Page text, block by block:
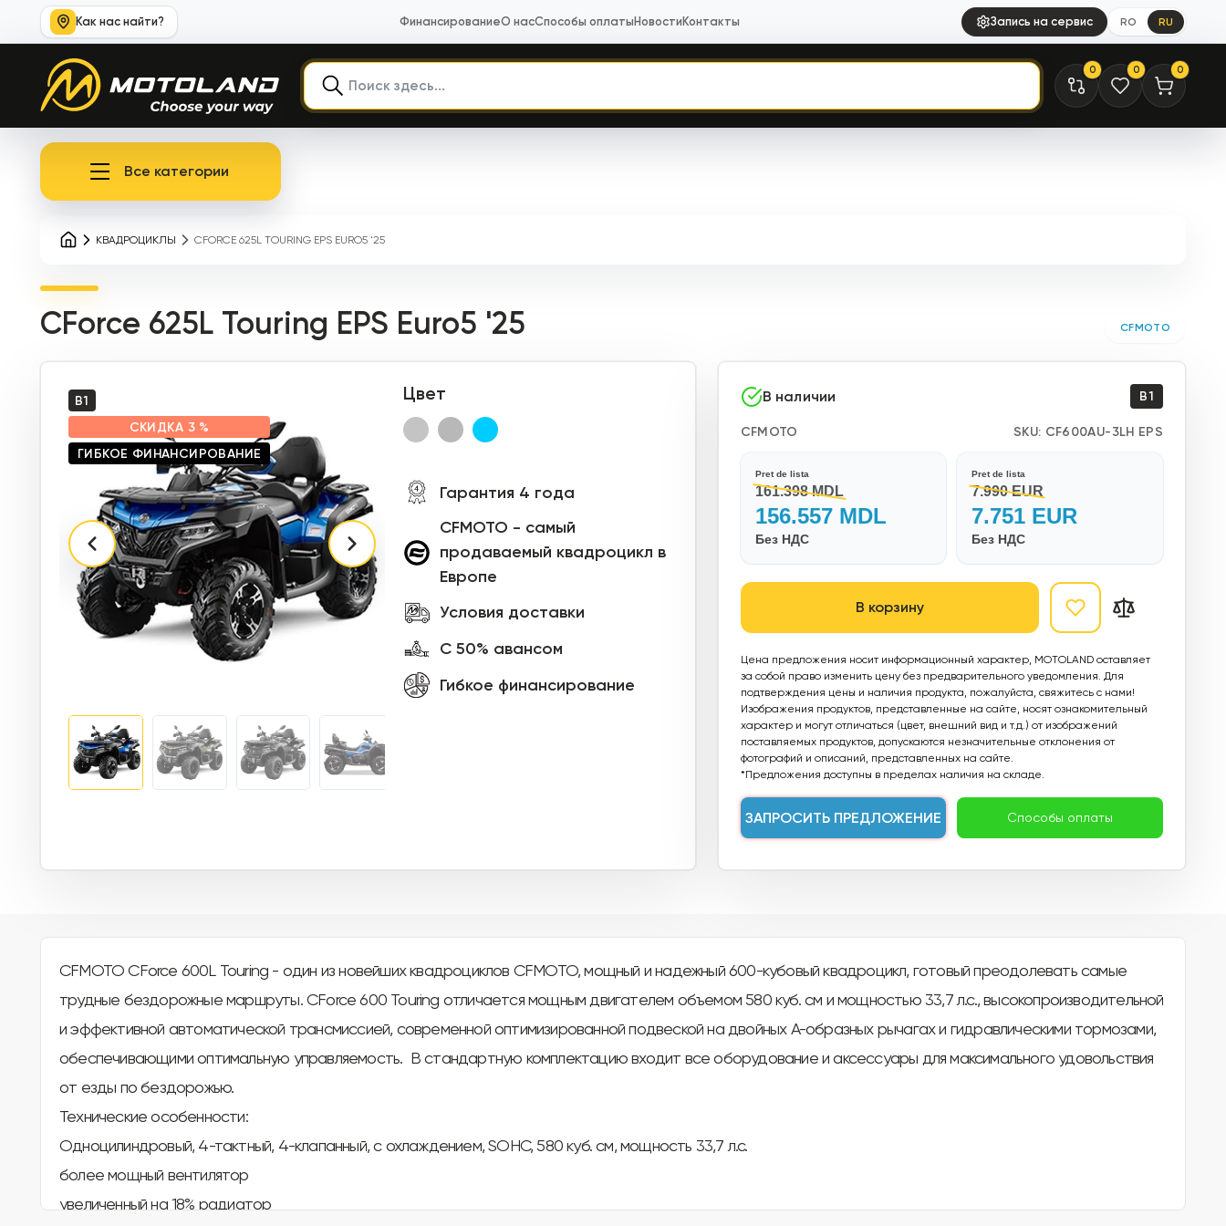
Как нас найти? ФинансированиеО насСпособы оплаты Новости Контакты Запись на сервис RO RU
0 0 0
Все категории
КВАДРОЦИКЛЫ CFORCE 625L TOURING EPS EURO5 '25
CForce 625L Touring EPS Euro5 '25 CFMOTO
B1
СКИДКА 3 %
ГИБКОЕ ФИНАНСИРОВАНИЕ
Цвет
Гарантия 4 года
CFMOTO - самый
продаваемый квадроцикл в
Европе
Условия доставки
С 50% авансом
Гибкое финансирование
В наличии B1
CFMOTO SKU: CF600AU-3LH EPS
Pret de lista
161.398 MDL
156.557 MDL
Без НДС
Pret de lista
7.990 EUR
7.751 EUR
Без НДС
В корзину
Цена предложения носит информационный характер, MOTOLAND оставляет
за собой право изменить цену без предварительного уведомления. Для
подтверждения цены и наличия продукта, пожалуйста, свяжитесь с нами!
Изображения продуктов, представленные на сайте, носят ознакомительный
характер и могут отличаться (цвет, внешний вид и т.д.) от изображений
поставляемых продуктов, допускаются незначительные отклонения от
фотографий и описаний, представленных на сайте.
*Предложения доступны в пределах наличия на складе.
ЗАПРОСИТЬ ПРЕДЛОЖЕНИЕ Способы оплаты
CFMOTO CForce 600L Touring - один из новейших квадроциклов CFMOTO, мощный и надежный 600-кубовый квадроцикл, готовый преодолевать самые
трудные бездорожные маршруты. CForce 600 Touring отличается мощным двигателем объемом 580 куб. см и мощностью 33,7 л.с., высокопроизводительной
и эффективной автоматической трансмиссией, современной оптимизированной подвеской на двойных А-образных рычагах и гидравлическими тормозами,
обеспечивающими оптимальную управляемость. В стандартную комплектацию входит все оборудование и аксессуары для максимального удовольствия
от езды по бездорожью.
Технические особенности:
Одноцилиндровый, 4-тактный, 4-клапанный, с охлаждением, SOHC, 580 куб. см, мощность 33,7 л.с.
более мощный вентилятор
увеличенный на 18% радиатор